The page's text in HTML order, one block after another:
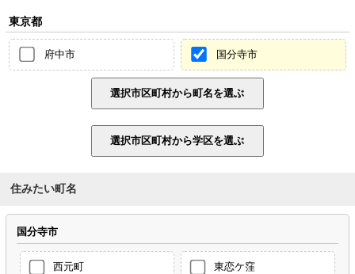
東京都
府中市 国分寺市
住みたい町名
国分寺市
西元町 東恋ケ窪